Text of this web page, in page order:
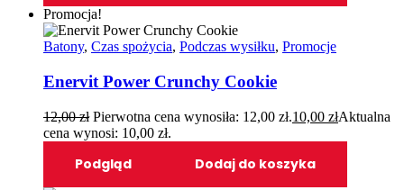
Promocja!
Batony, Czas spożycia, Podczas wysiłku, Promocje
Enervit Power Crunchy Cookie
12,00zł Pierwotna cena wynosiła: 12,00 zł.10,00 złAktualna
cena wynosi: 10,00 zł.
Podgląd Dodaj do koszyka